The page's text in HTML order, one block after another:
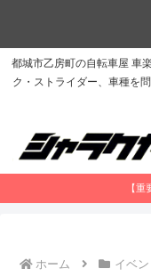
都城市乙房町の自転車屋 車
ク・ストライダー、車種を
【
ホーム イベン